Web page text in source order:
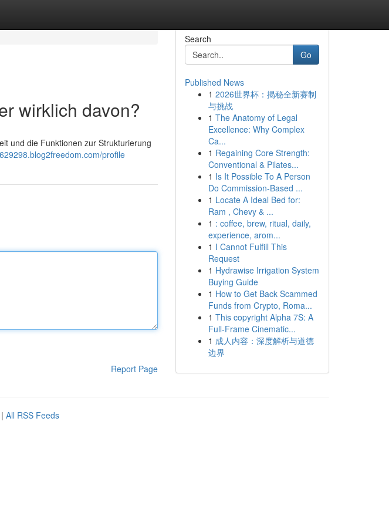
wirklich davon?
und die Funktionen zur Strukturierung
profile
Report Page
Search
Go
Published News
1 2026世界杯：揭秘全新赛制
与挑战
1 The Anatomy of Legal
Excellence: Why Complex
Ca...
1 Regaining Core Strength:
Conventional & Pilates...
1 Is It Possible To A Person
Do Commission-Based ...
1 Locate A Ideal Bed for:
Ram , Chevy & ...
1 : coffee, brew, ritual, daily,
experience, arom...
1 I Cannot Fulfill This
Request
1 Hydrawise Irrigation System
Buying Guide
1 How to Get Back Scammed
Funds from Crypto, Roma...
1 This copyright Alpha 7S: A
Full-Frame Cinematic...
1 成人内容：深度解析与道德
边界
| All RSS Feeds